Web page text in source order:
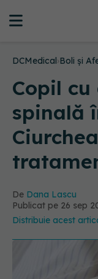
DCMedical›Boli și
Copil
spinală
De Dana Lascu
Publicat pe 26 sep
Distribuie acest